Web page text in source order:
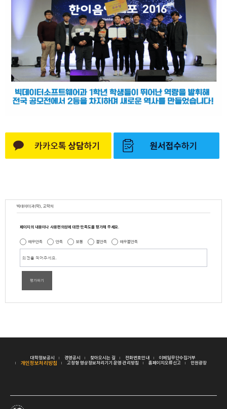
빅데이터과(학), 교학처
페이지의 내용이나 사용편의성에 대한 만족도를 평가해 주세요.
매우만족 만족 보통 불만족 매우불만족
평가하기
대학정보공시 경영공시 찾아오시는 길 전화번호안내 이메일무단수집거부
개인정보처리방침 고정형 영상정보처리기기 운영·관리방침 홈페이지오류신고 민원광장